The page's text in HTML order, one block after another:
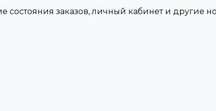
состояния заказов, личный кабинет и другие